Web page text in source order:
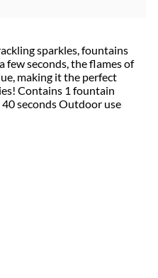
sparkles, fountains
few seconds, the flames of
making it the perfect
Contains 1 fountain
seconds Outdoor use